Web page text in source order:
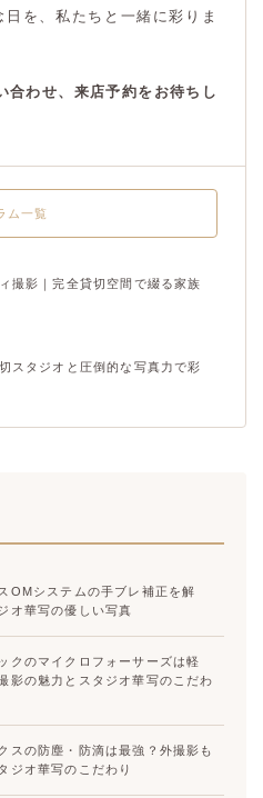
を、私たちと一緒に彩りま
合わせ、来店予約をお待ちし
撮影｜完全貸切空間で綴る家族
ム一覧
スタジオと圧倒的な写真力で彩
OMシステムの手ブレ補正を解
オ華写の優しい写真
クのマイクロフォーサーズは軽
影の魅力とスタジオ華写のこだわ
スの防塵・防滴は最強？外撮影も
ジオ華写のこだわり